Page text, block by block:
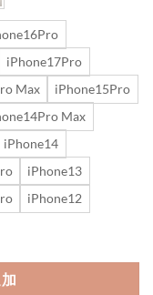
iPhone17Pro
Max
iPhone15Pro
Max
iPhone14
iPhone13
iPhone12